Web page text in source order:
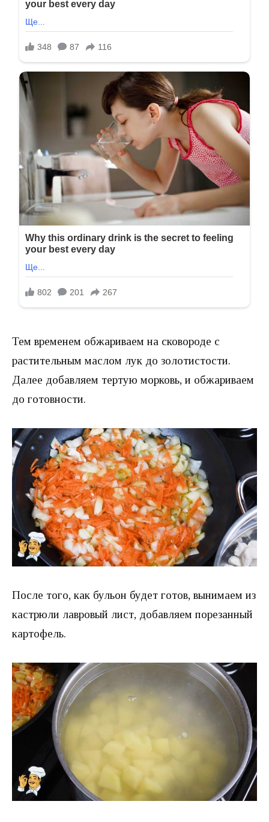
Тем временем обжариваем на сковороде с
растительным маслом лук до золотистости.
Далее добавляем тертую морковь, и обжариваем
до готовности.
После того, как бульон будет готов, вынимаем из
кастрюли лавровый лист, добавляем порезанный
картофель.